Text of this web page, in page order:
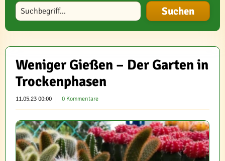
Blog durchsuchen
Weniger Gießen – Der Garten in
Trockenphasen
11.05.23 00:00 0 Kommentare